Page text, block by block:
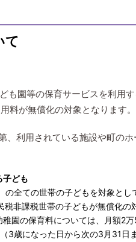
て
も園等の保育サービスを利用
料が無償化の対象となります。
利用されている施設や町の
子ども
全ての世帯の子どもを対象とし
非課税世帯の子どもが無償化の
園の保育料については、月額2
3歳になった日から次の3月31日